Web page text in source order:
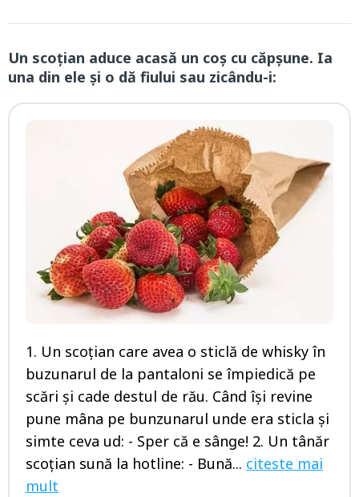
Un scoţian aduce acasă un coş cu căpşune. Ia
una din ele şi o dă fiului sau zicându-i:
1. Un scoţian care avea o sticlă de whisky în
buzunarul de la pantaloni se împiedică pe
scări şi cade destul de rău. Când îşi revine
pune mâna pe bunzunarul unde era sticla şi
simte ceva ud: - Sper că e sânge! 2. Un tânăr
scoţian sună la hotline: - Bună... citeste mai
mult